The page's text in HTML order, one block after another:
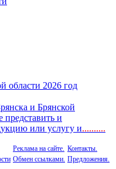
области 2026 год
и Брянской
представить и
или услугу и..........
Реклама на сайте.
Обмен ссылками.
Контакты.
Предложения.